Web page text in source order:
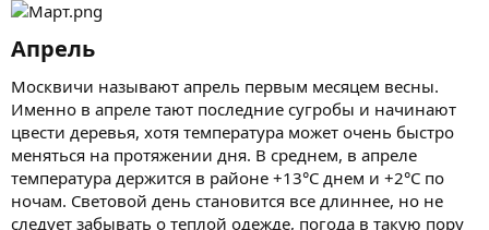
Апрель​
Москвичи называют апрель первым месяцем весны.
Именно в апреле тают последние сугробы и начинают
цвести деревья, хотя температура может очень быстро
меняться на протяжении дня. В среднем, в апреле
температура держится в районе +13°C днем и +2°C по
ночам. Световой день становится все длиннее, но не
следует забывать о теплой одежде, погода в такую пору